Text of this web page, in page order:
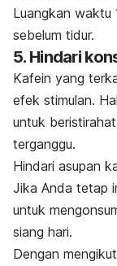
Luangkan waktu
sebelum tidur.
5. Hindari
Kafein yang
efek stimulan.
untuk
terganggu.
Hindari asupan
Jika Anda tetap
untuk
siang hari.
Dengan